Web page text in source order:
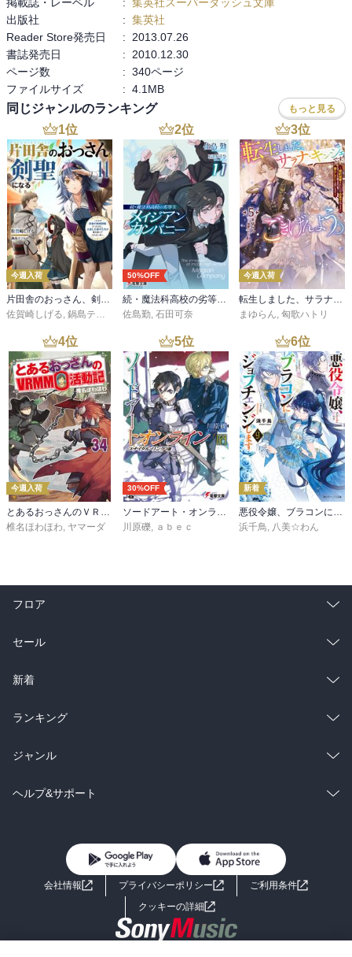
出版社
: 集英社
Reader Store発売日
:
2013.07.26
書誌発売日
:
2010.12.30
ページ数
: 340ページ
ファイルサイズ
: 4.1MB
同じジャンルのランキング もっと見る
1位
今週入荷
片田舎のおっさん、剣聖になる 11 ～ただの田舎の剣術師範だったのに、大成した弟子たちが俺を放ってくれない件～
佐賀崎しげる, 鍋島テツヒロ
2位
50%OFF
続・魔法科高校の劣等生 メイジアン・カンパニー(11)
佐島勤, 石田可奈
3位
今週入荷
転生しました、サラナ・キンジェです。ごきげんよう。５ ～婚約破棄されたので田舎で気ままに暮らしたいと思います～【電子書店共通特典SS付】
まゆらん, 匈歌ハトリ
4位
今週入荷
椎名ほわほわ ヤマーダ
5位
30%OFF
川原礫
ａｂｅｃ
6位
新着
浜千鳥
八美☆わん
フロア
総合
ラノベ
雑誌・グラビア
BL・TL
セール
総合
ラノベ
雑誌・グラビア
BL・TL
新着
総合
ラノベ
雑誌・グラビア
ランキング
総合
ラノベ
ジャンル
コミック
ライトノベル 男子向けラノベ
小説
海外小説
ヘルプ&サポート
よくあるご質問 お問い合わせ
会社情報 プライバシーポリシー
ご利用条件
クッキーの詳細